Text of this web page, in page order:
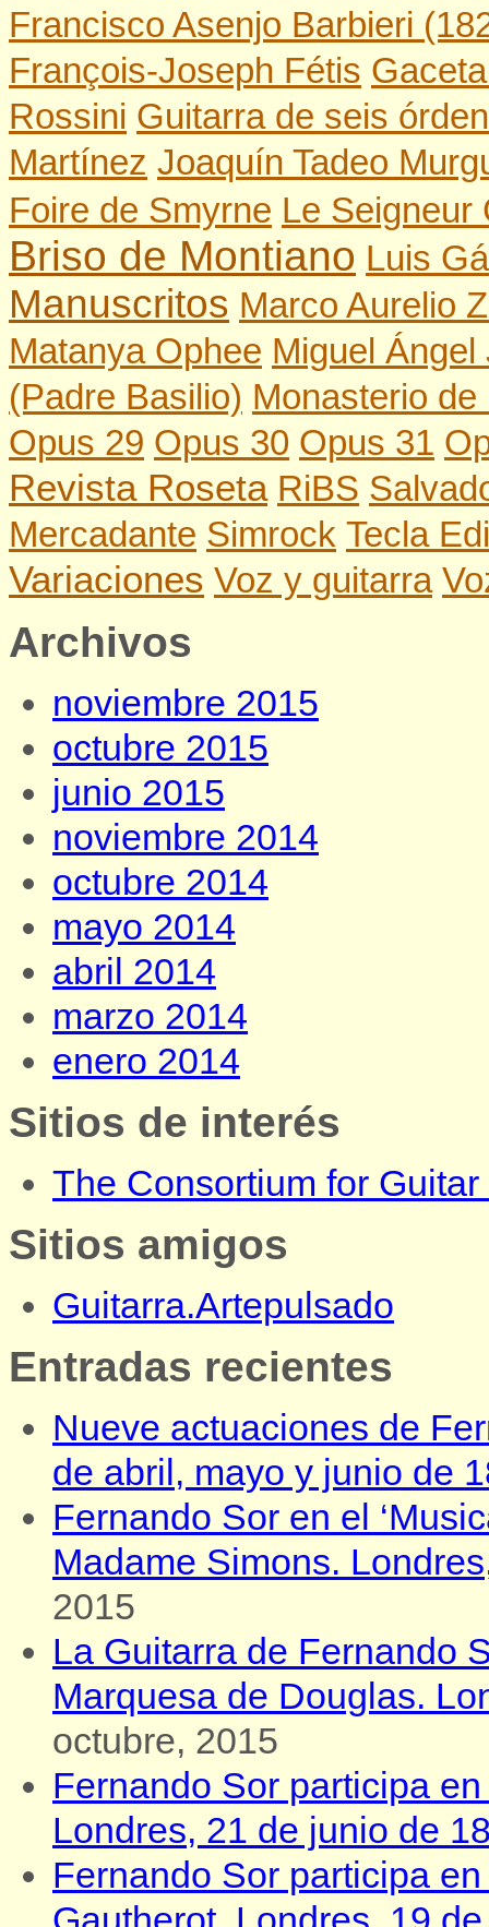
Francisco Asenjo Barbieri
François-Joseph Fétis
Rossini Guitarra de seis
Martínez Joaquín Tadeo
Foire de Smyrne Le Seigneur
Briso de Montiano Luis
Manuscritos Marco Aurelio
Matanya Ophee Miguel
(Padre Basilio) Monasterio
Opus 29 Opus 30 Opus 31
Revista Roseta RiBS
Mercadante Simrock Tecla
Variaciones Voz y guitarra
Archivos
noviembre 2015
octubre 2015
junio 2015
noviembre 2014
octubre 2014
mayo 2014
abril 2014
marzo 2014
enero 2014
Sitios de interés
The Consortium for
Sitios amigos
Guitarra.Artepulsado
Entradas recientes
Nueve actuaciones de
de abril, mayo y junio de
Fernando Sor en el
Madame Simons.
2015
La Guitarra de Fernando
Marquesa de Douglas.
octubre, 2015
Fernando Sor participa
Londres, 21 de junio de
Fernando Sor participa